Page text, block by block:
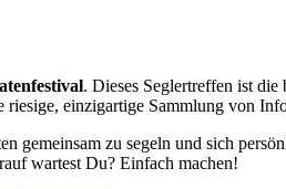
. Dieses Seglertreffen ist
einzigartige Sammlung von
gemeinsam zu segeln und sich
wartest Du? Einfach machen!